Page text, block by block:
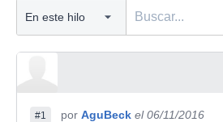
#1 por AguBeck el 06/11/2016